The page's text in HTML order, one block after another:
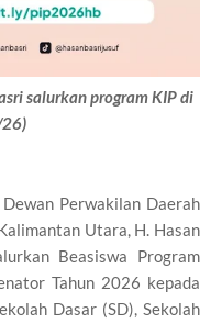
salurkan program KIP di
Perwakilan Daerah
Utara, H. Hasan
Beasiswa Program
Tahun 2026 kepada
Dasar (SD), Sekolah